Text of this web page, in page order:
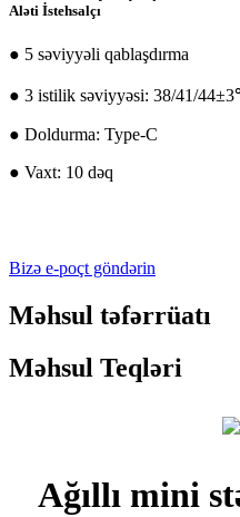
Aləti İstehsalçı
● 5 səviyyəli qablaşdırma
● 3 istilik səviyyəsi: 38/41/
● Doldurma: Type-C
● Vaxt: 10 dəq
Bizə e-poçt göndərin
Məhsul təfərrüatı
Məhsul Teqləri
Ağıllı mini